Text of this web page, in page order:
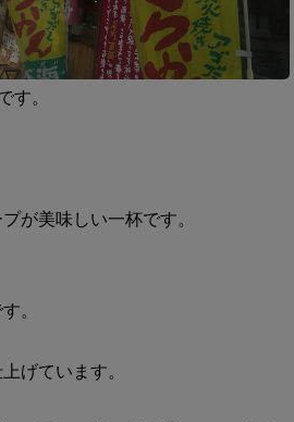
す。
が美味しい一杯です。
。
げています。